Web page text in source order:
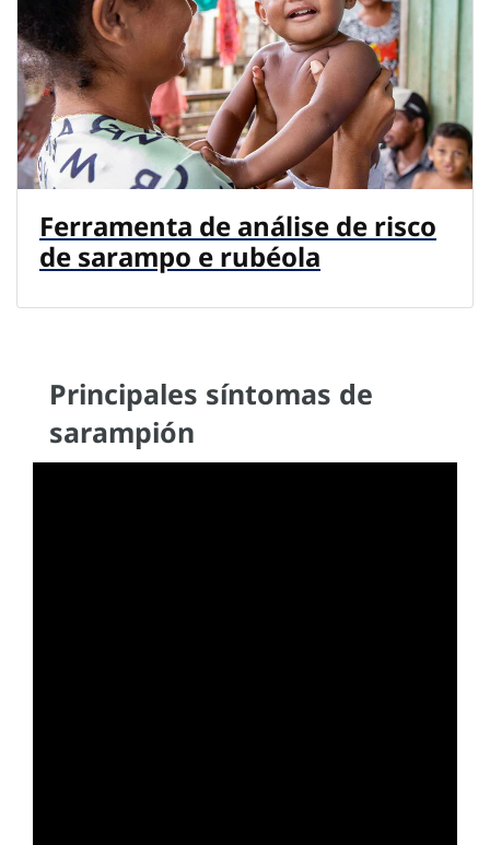
Ferramenta de análise de risco
de sarampo e rubéola
Principales síntomas de
sarampión